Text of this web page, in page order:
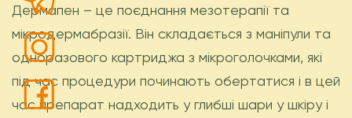
Дермапен – це поєднання мезотерапії та
мікродермабразії. Він складається з маніпули та
одноразового картриджа з мікроголочками, які
під час процедури починають обертатися і в цей
час препарат надходить у глибші шари у шкіру і